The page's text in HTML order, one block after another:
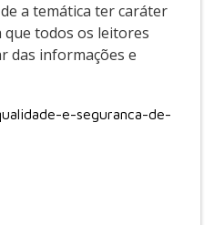
a temática ter caráter
todos os leitores
das informações e